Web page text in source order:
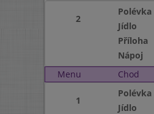
2
Polévka
Jídlo
Příloha
Nápoj
Menu
Chod
1
Polévka
Jídlo